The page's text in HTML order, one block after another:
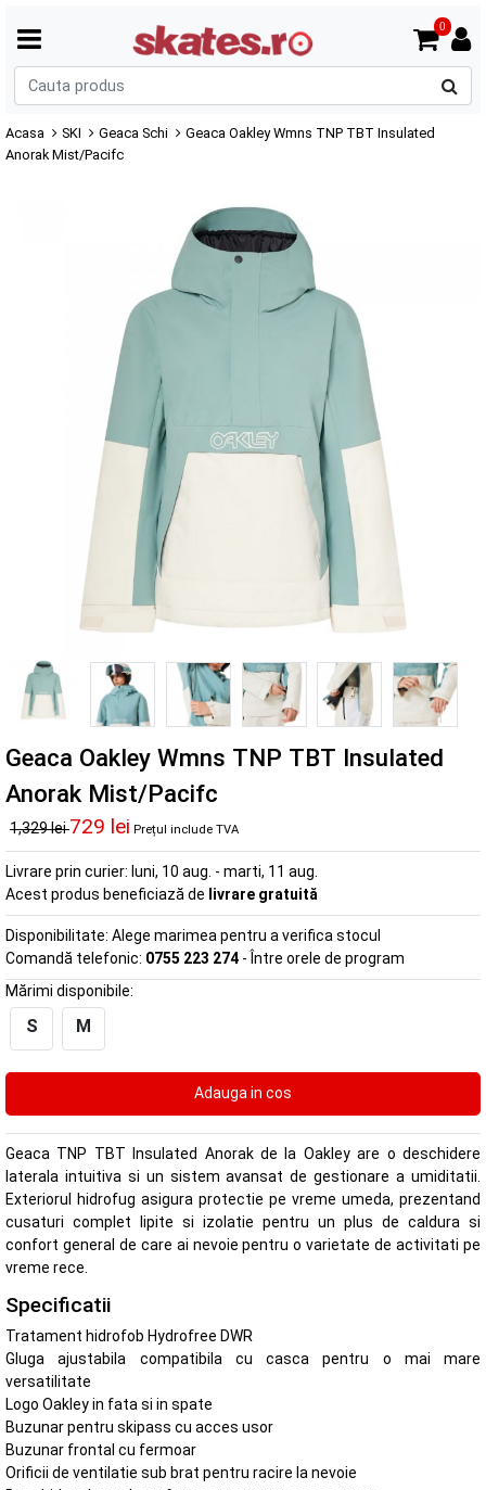
0
Acasa SKI Geaca Schi
Geaca Oakley Wmns TNP TBT Insulated
Anorak Mist/Pacifc
Geaca Oakley Wmns TNP TBT Insulated
Anorak Mist/Pacifc
1,329 lei729 lei Prețul include TVA
Livrare prin curier: luni, 10 aug. - marti, 11 aug.
Acest produs beneficiază de livrare gratuită
Disponibilitate: Alege marimea pentru a verifica stocul
Comandă telefonic: 0755 223 274 - Între orele de program
Mărimi disponibile:
S M
Geaca TNP TBT Insulated Anorak de la Oakley are o deschidere
laterala intuitiva si un sistem avansat de gestionare a umiditatii.
Exteriorul hidrofug asigura protectie pe vreme umeda, prezentand
cusaturi complet lipite si izolatie pentru un plus de caldura si
confort general de care ai nevoie pentru o varietate de activitati pe
vreme rece.
Specificatii
Tratament hidrofob Hydrofree DWR
Gluga ajustabila compatibila cu casca pentru o mai mare
versatilitate
Logo Oakley in fata si in spate
Buzunar pentru skipass cu acces usor
Buzunar frontal cu fermoar
Orificii de ventilatie sub brat pentru racire la nevoie